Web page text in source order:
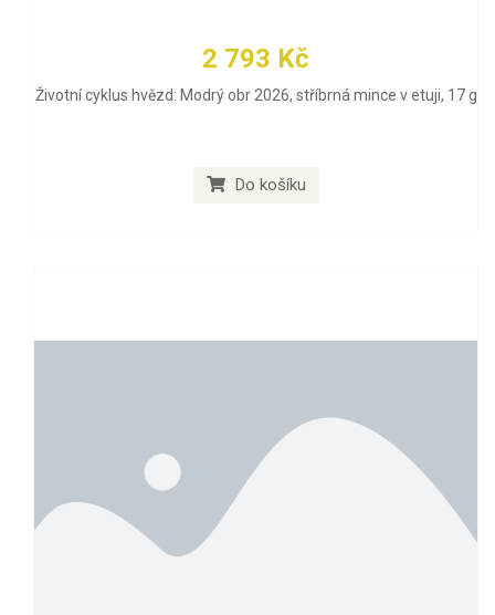
2 793 Kč
Životní cyklus hvězd: Modrý obr 2026, stříbrná mince v etuji, 17 g
Do košíku